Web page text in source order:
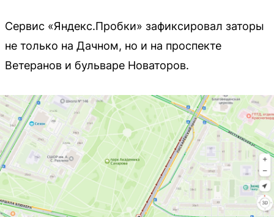
Сервис «Яндекс.Пробки» зафиксировал заторы
не только на Дачном, но и на проспекте
Ветеранов и бульваре Новаторов.